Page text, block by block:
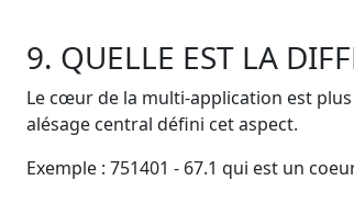
9. QUELLE EST LA
Le cœur de la multi-application est
alésage central défini cet aspect.
Exemple : 751401 - 67.1 qui est un